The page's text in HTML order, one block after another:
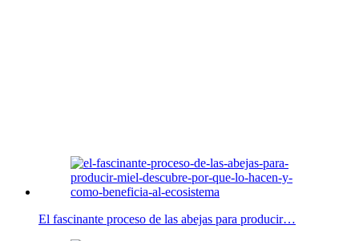
El fascinante proceso de las abejas para producir…